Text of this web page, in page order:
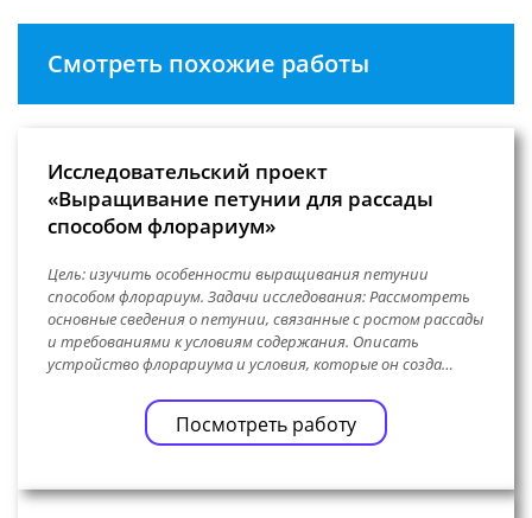
Смотреть похожие работы
Исследовательский проект
«Выращивание петунии для рассады
способом флорариум»
Цель: изучить особенности выращивания петунии
способом флорариум. Задачи исследования: Рассмотреть
основные сведения о петунии, связанные с ростом рассады
и требованиями к условиям содержания. Описать
устройство флорариума и условия, которые он созда…
Посмотреть работу